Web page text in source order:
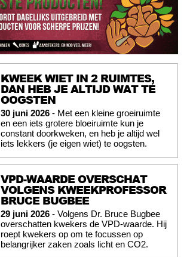
KWEEK WIET IN 2 RUIMTES,
DAN HEB JE ALTIJD WAT TE
OOGSTEN
30 juni 2026 - Met een kleine groeiruimte
en een iets grotere bloeiruimte kun je
constant doorkweken, en heb je altijd wel
iets lekkers (je eigen wiet) te oogsten.
VPD-WAARDE OVERSCHAT
VOLGENS KWEEKPROFESSOR
BRUCE BUGBEE
29 juni 2026 - Volgens Dr. Bruce Bugbee
overschatten kwekers de VPD-waarde. Hij
roept kwekers op om te focussen op
belangrijker zaken zoals licht en CO2.